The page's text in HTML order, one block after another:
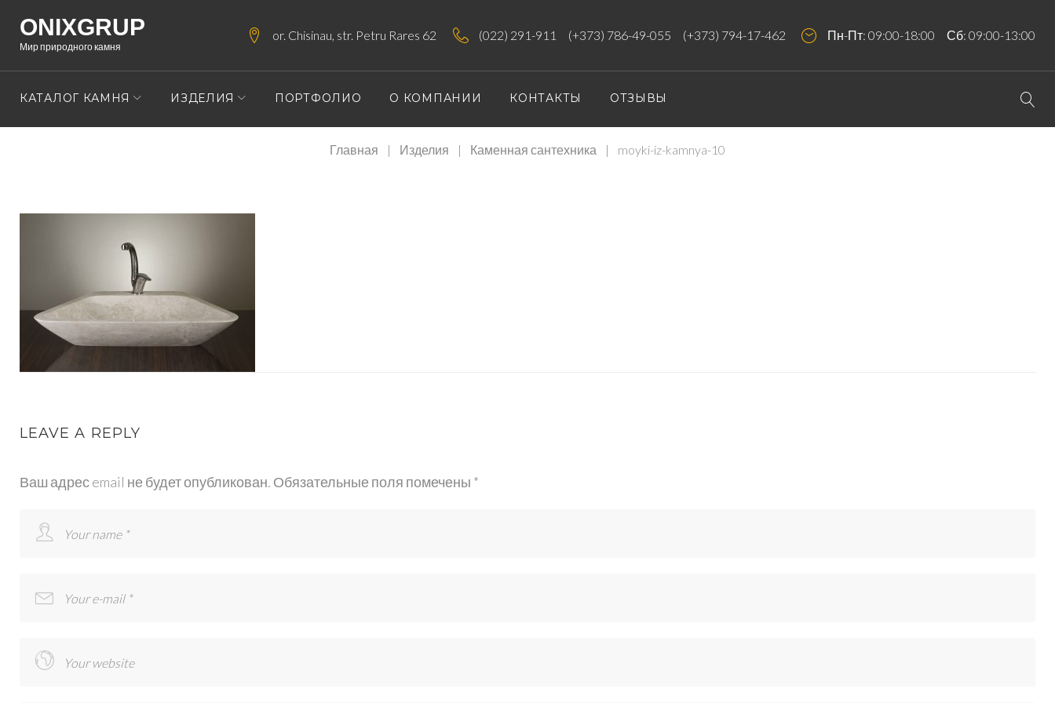
ONIXGRUP
Мир природного камня
or. Chisinau, str. Petru Rares 62 (022) 291-911 (+373) 786-49-055 (+373) 794-17-462 Пн-Пт: 09:00-18:00 Сб: 09:00-13:00
КАТАЛОГ КАМНЯ ИЗДЕЛИЯ ПОРТФОЛИО О КОМПАНИИ КОНТАКТЫ ОТЗЫВЫ
Главная | Изделия | Каменная сантехника | moyki-iz-kamnya-10
MOYKI-
IZ-
KAMNYA-
10
LEAVE A REPLY
Ваш адрес email не будет опубликован. Обязательные поля помечены *